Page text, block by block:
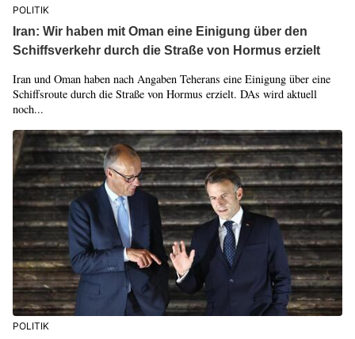
POLITIK
Iran: Wir haben mit Oman eine Einigung über den
Schiffsverkehr durch die Straße von Hormus erzielt
Iran und Oman haben nach Angaben Teherans eine Einigung über eine
Schiffsroute durch die Straße von Hormus erzielt. DAs wird aktuell
noch...
POLITIK